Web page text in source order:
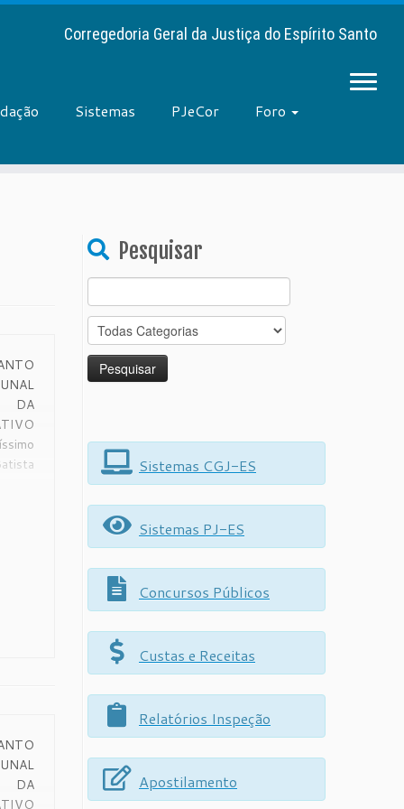
Corregedoria Geral da Justiça do Espírito Santo
Sistemas PJeCor
Foro
DA
do
de
do
DA
Pesquisar
for:
Sistemas CGJ-ES
Sistemas PJ-ES
Concursos Públicos
Custas e Receitas
Relatórios Inspeção
Apostilamento